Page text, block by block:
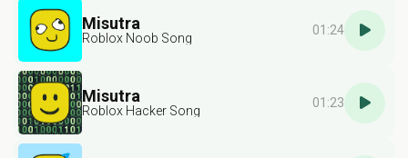
Misutra
Roblox Noob Song
01:24
Misutra
Roblox Hacker Song
01:23